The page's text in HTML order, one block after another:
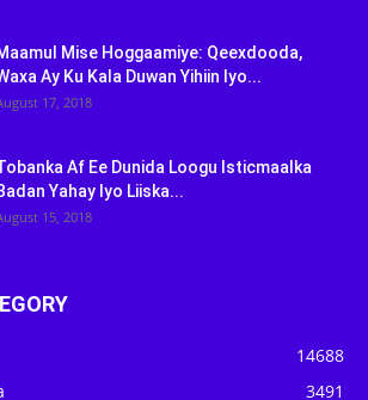
Mise Hoggaamiye: Qeexdooda,
Ay Ku Kala Duwan Yihiin Iyo...
17, 2018
Af Ee Dunida Loogu Isticmaalka
Yahay Iyo Liiska...
15, 2018
14688
3491